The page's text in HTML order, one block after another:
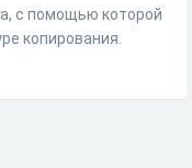
с помощью которой
копирования.